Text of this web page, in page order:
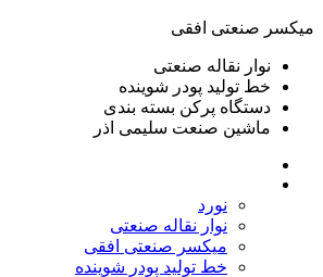
ميكسر صنعتی افقی
نوار نقاله صنعتی
خط تولید پودر شوينده
دستگاه پرکن بسته بندی
ماشين صنعت سليمی اذر
نورد
نوار نقاله صنعتی
ميكسر صنعتی افقی
خط تولید پودر شوينده